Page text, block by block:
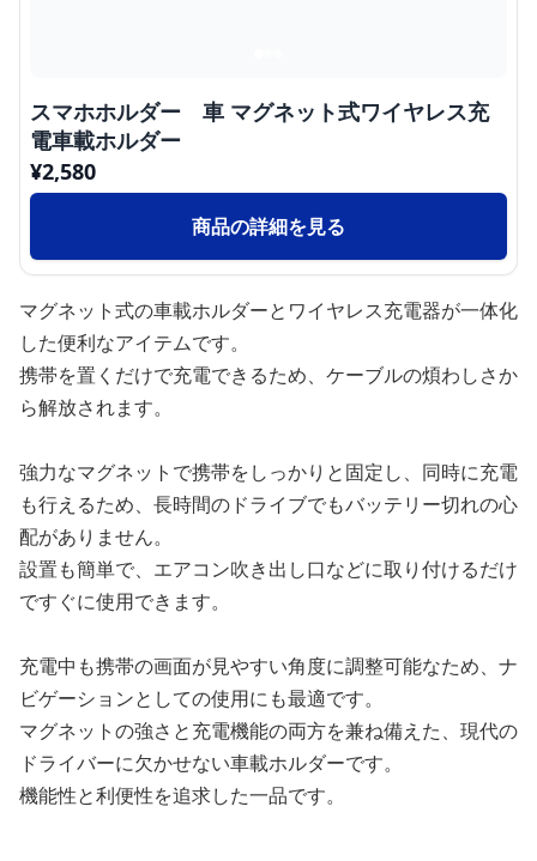
スマホホルダー 車 マグネット式ワイヤレス充
電車載ホルダー
¥2,580
商品の詳細を見る
マグネット式の車載ホルダーとワイヤレス充電器が一体化
した便利なアイテムです。
携帯を置くだけで充電できるため、ケーブルの煩わしさか
ら解放されます。
強力なマグネットで携帯をしっかりと固定し、同時に充電
も行えるため、長時間のドライブでもバッテリー切れの心
配がありません。
設置も簡単で、エアコン吹き出し口などに取り付けるだけ
ですぐに使用できます。
充電中も携帯の画面が見やすい角度に調整可能なため、ナ
ビゲーションとしての使用にも最適です。
マグネットの強さと充電機能の両方を兼ね備えた、現代の
ドライバーに欠かせない車載ホルダーです。
機能性と利便性を追求した一品です。